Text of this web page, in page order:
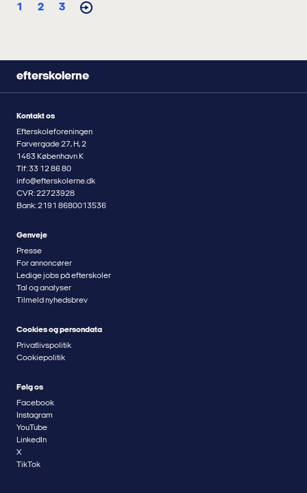
1 2 3
efterskolerne
Kontakt os
Efterskoleforeningen
Farvergade 27, H, 2
1463 København K
Tlf: 33 12 86 80
info@efterskolerne.dk
CVR: 22723928
Bank: 2191 8680013536
Genveje
Presse
For annoncører
Ledige jobs på efterskoler
Tal og analyser
Tilmeld nyhedsbrev
Cookies og persondata
Privatlivspolitik
Cookiepolitik
Følg os
Facebook
Instagram
YouTube
LinkedIn
X
TikTok